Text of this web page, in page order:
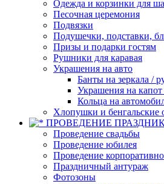
Одежда и корзинки для
Песочная церемония
Подвязки
Подушечки, подставки,
Призы и подарки гостям
Рушники для каравая
Украшения на авто
Банты на зеркала /
Украшения на капот
Кольца на
Хлопушки и бенгальские
ПРОВЕДЕНИЕ
Проведение свадьбы
Проведение юбилея
Проведение
Праздничный антураж
Фотозоны